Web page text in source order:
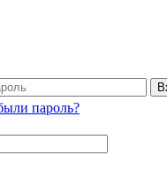
пароль?